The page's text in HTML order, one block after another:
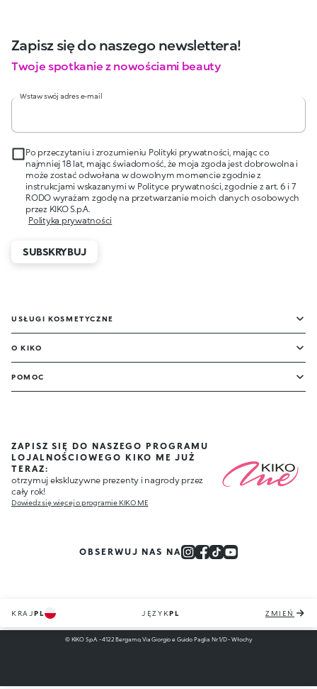
Zapisz się do naszego newslettera!
Twoje spotkanie z nowościami beauty
Wstaw swój adres e-mail
Po przeczytaniu i zrozumieniu Polityki prywatności, mając co
najmniej 18 lat, mając świadomość, że moja zgoda jest dobrowolna i
może zostać odwołana w dowolnym momencie zgodnie z
instrukcjami wskazanymi w Polityce prywatności, zgodnie z art. 6 i 7
RODO wyrażam zgodę na przetwarzanie moich danych osobowych
przez KIKO S.p.A.
Polityka prywatności
SUBSKRYBUJ
USŁUGI KOSMETYCZNE
O KIKO
POMOC
ZAPISZ SIĘ DO NASZEGO PROGRAMU
LOJALNOŚCIOWEGO KIKO ME JUŻ
TERAZ:
otrzymuj ekskluzywne prezenty i nagrody przez
cały rok!
Dowiedz się więcej o programie KIKO ME
OBSERWUJ NAS NA
KRAJPL JĘZYKPL ZMIEŃ
© KIKO S.p.A. - 4122 Bergamo, Via Giorgio e Guido Paglia Nr. 1/D - Włochy